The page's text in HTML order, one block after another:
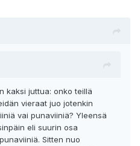
kaksi juttua: onko teillä
vieraat juo jotenkin
vai punaviiniä? Yleensä
eli suurin osa
Sitten nuo